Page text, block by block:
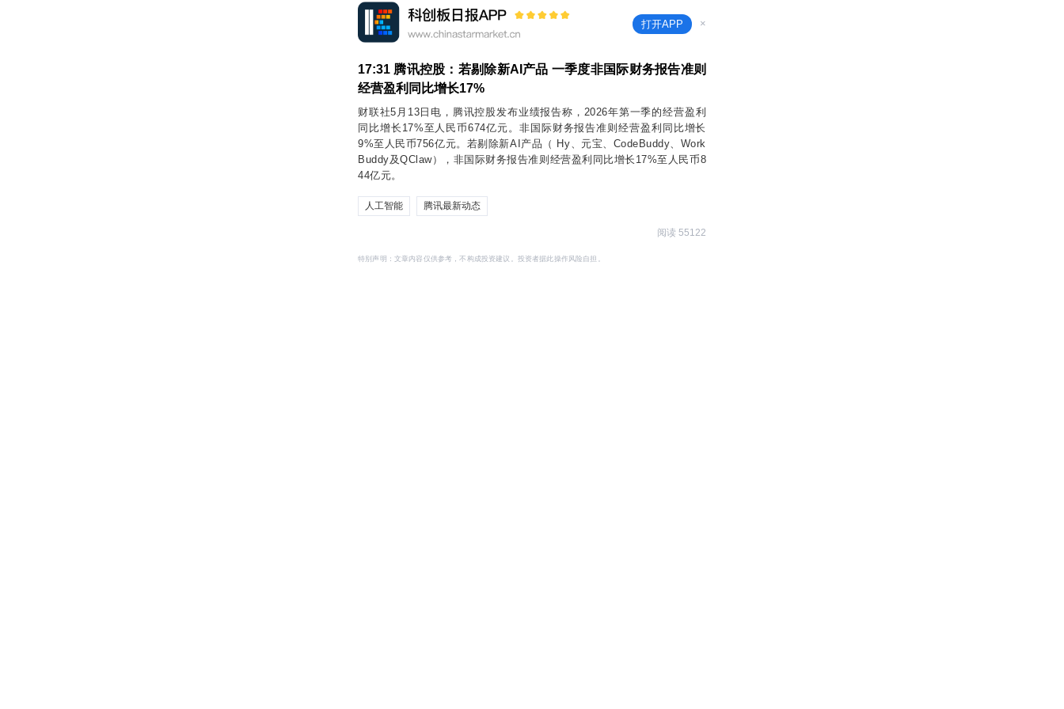
打开APP ×
17:31 腾讯控股：若剔除新AI产品 一季度非国际财务报告准则
经营盈利同比增长17%
财联社5月13日电，腾讯控股发布业绩报告称，2026年第一季的经营盈利
同比增长17%至人民币674亿元。非国际财务报告准则经营盈利同比增长
9%至人民币756亿元。若剔除新AI产品（ Hy、元宝、CodeBuddy、Work
Buddy及QClaw），非国际财务报告准则经营盈利同比增长17%至人民币8
44亿元。
人工智能 腾讯最新动态
阅读 55122
特别声明：文章内容仅供参考，不构成投资建议。投资者据此操作风险自担。